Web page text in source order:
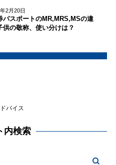
2月20日
パスポートのMR,MRS,MSの違
供の敬称、使い分けは？
バイス
内検索